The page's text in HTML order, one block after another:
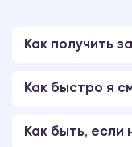
Как получить
Как быстро я
Как быть, если